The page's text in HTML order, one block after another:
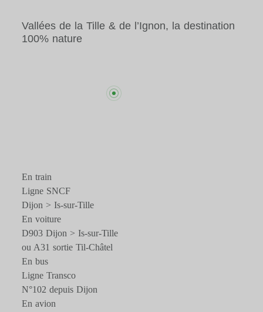
Vallées de la Tille & de l’Ignon, la destination
100% nature
En train
Ligne SNCF
Dijon > Is-sur-Tille
En voiture
D903 Dijon > Is-sur-Tille
ou A31 sortie Til-Châtel
En bus
Ligne Transco
N°102 depuis Dijon
En avion